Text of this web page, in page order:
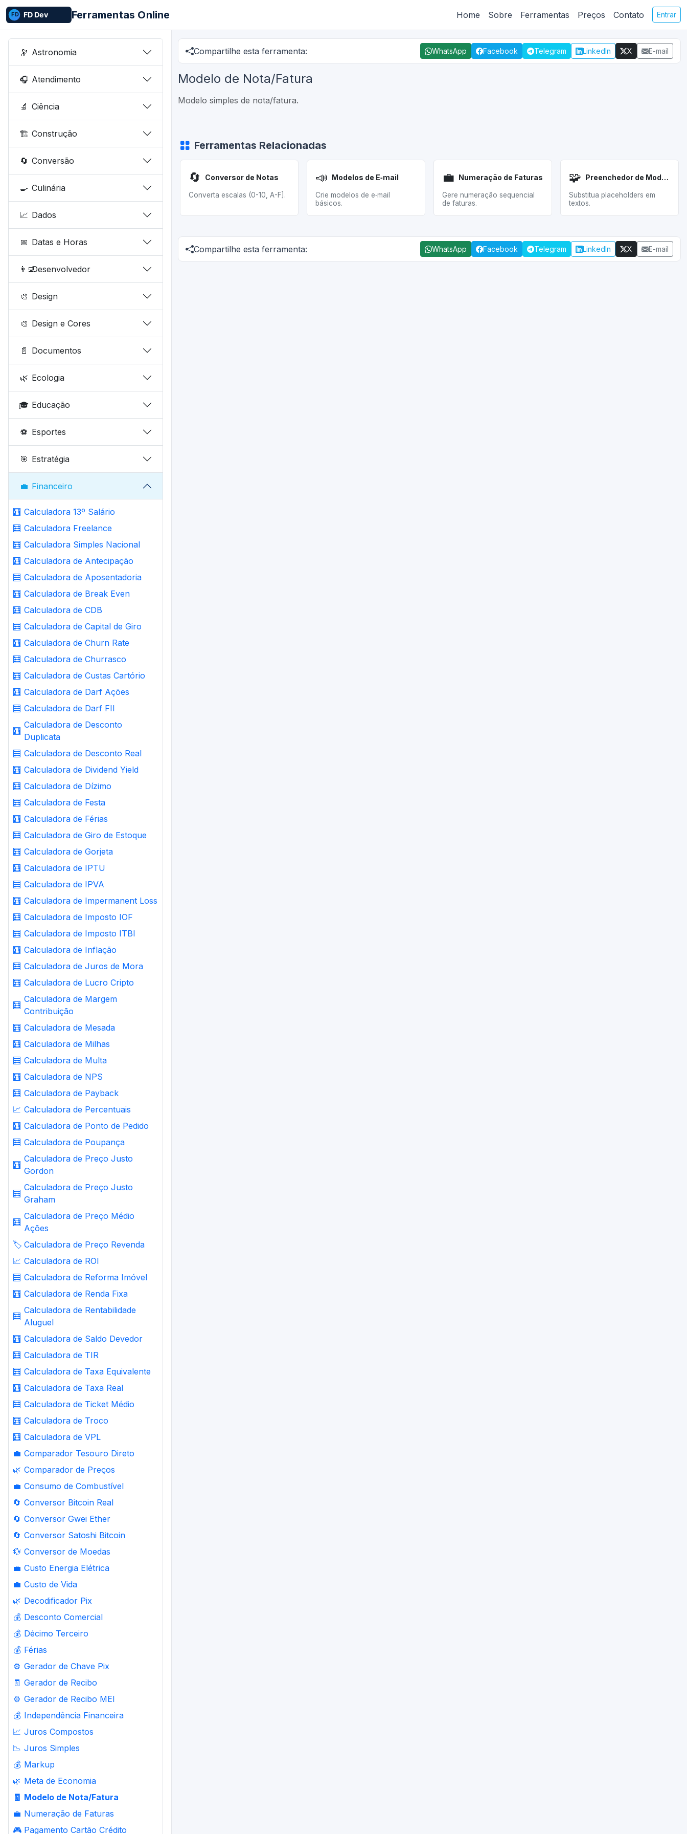
Ferramentas Online Home Sobre Ferramentas Preços Contato Entrar
🔭 Astronomia
🎧 Atendimento
🔬 Ciência
🏗️ Construção
🔄 Conversão
🍳 Culinária
📈 Dados
📅 Datas e Horas
👨‍💻Desenvolvedor
🎨 Design
🎨 Design e Cores
📄 Documentos
🌿 Ecologia
🎓 Educação
⚽ Esportes
🎯 Estratégia
💼 Financeiro
🧮 Calculadora 13º Salário
🧮 Calculadora Freelance
🧮 Calculadora Simples Nacional
🧮 Calculadora de Antecipação
🧮 Calculadora de Aposentadoria
🧮 Calculadora de Break Even
🧮 Calculadora de CDB
🧮 Calculadora de Capital de Giro
🧮 Calculadora de Churn Rate
🧮 Calculadora de Churrasco
🧮 Calculadora de Custas Cartório
🧮 Calculadora de Darf Ações
🧮 Calculadora de Darf FII
🧮
Calculadora de Desconto
Duplicata
🧮 Calculadora de Desconto Real
🧮 Calculadora de Dividend Yield
🧮 Calculadora de Dízimo
🧮 Calculadora de Festa
🧮 Calculadora de Férias
🧮 Calculadora de Giro de Estoque
🧮 Calculadora de Gorjeta
🧮 Calculadora de IPTU
🧮 Calculadora de IPVA
🧮 Calculadora de Impermanent Loss
🧮 Calculadora de Imposto IOF
🧮 Calculadora de Imposto ITBI
🧮 Calculadora de Inflação
🧮 Calculadora de Juros de Mora
🧮 Calculadora de Lucro Cripto
🧮
Calculadora de Margem
Contribuição
🧮 Calculadora de Mesada
🧮 Calculadora de Milhas
🧮 Calculadora de Multa
🧮 Calculadora de NPS
🧮 Calculadora de Payback
📈 Calculadora de Percentuais
🧮 Calculadora de Ponto de Pedido
🧮 Calculadora de Poupança
🧮
Calculadora de Preço Justo
Gordon
🧮
Calculadora de Preço Justo
Graham
🧮
Calculadora de Preço Médio
Ações
🏷️ Calculadora de Preço Revenda
📈 Calculadora de ROI
🧮 Calculadora de Reforma Imóvel
🧮 Calculadora de Renda Fixa
🧮
Calculadora de Rentabilidade
Aluguel
🧮 Calculadora de Saldo Devedor
🧮 Calculadora de TIR
🧮 Calculadora de Taxa Equivalente
🧮 Calculadora de Taxa Real
🧮 Calculadora de Ticket Médio
🧮 Calculadora de Troco
🧮 Calculadora de VPL
💼 Comparador Tesouro Direto
🌿 Comparador de Preços
💼 Consumo de Combustível
🔄 Conversor Bitcoin Real
🔄 Conversor Gwei Ether
🔄 Conversor Satoshi Bitcoin
💱 Conversor de Moedas
💼 Custo Energia Elétrica
💼 Custo de Vida
🌿 Decodificador Pix
💰 Desconto Comercial
💰 Décimo Terceiro
💰 Férias
⚙️ Gerador de Chave Pix
🧾 Gerador de Recibo
⚙️ Gerador de Recibo MEI
💰 Independência Financeira
📈 Juros Compostos
📉 Juros Simples
💰 Markup
🌿 Meta de Economia
🧾 Modelo de Nota/Fatura
💼 Numeração de Faturas
🎮 Pagamento Cartão Crédito
Compartilhe esta ferramenta: WhatsApp Facebook Telegram LinkedIn X E-mail
Modelo de Nota/Fatura
Modelo simples de nota/fatura.
Ferramentas Relacionadas
🔄 Conversor de Notas
Converta escalas (0-10, A-F].
📣 Modelos de E‑mail
Crie modelos de e‑mail
básicos.
💼 Numeração de Faturas
Gere numeração sequencial
de faturas.
🧩 Preenchedor de Modelos
Substitua placeholders em
textos.
Compartilhe esta ferramenta: WhatsApp Facebook Telegram LinkedIn X E-mail